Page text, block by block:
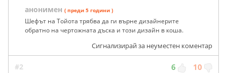
анонимен ( преди 5 години )
Шефът на Тойота трябва да ги върне дизайнерите
обратно на чертожната дъска и този дизайн в коша.
Сигнализирай за неуместен коментар
#2 6 10